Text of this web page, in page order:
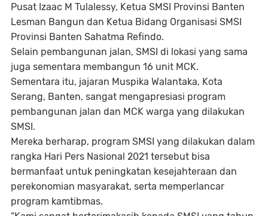
Pusat Izaac M Tulalessy, Ketua SMSI Provinsi Banten
Lesman Bangun dan Ketua Bidang Organisasi SMSI
Provinsi Banten Sahatma Refindo.
Selain pembangunan jalan, SMSI di lokasi yang sama
juga sementara membangun 16 unit MCK.
Sementara itu, jajaran Muspika Walantaka, Kota
Serang, Banten, sangat mengapresiasi program
pembangunan jalan dan MCK warga yang dilakukan
SMSI.
Mereka berharap, program SMSI yang dilakukan dalam
rangka Hari Pers Nasional 2021 tersebut bisa
bermanfaat untuk peningkatan kesejahteraan dan
perekonomian masyarakat, serta memperlancar
program kamtibmas.